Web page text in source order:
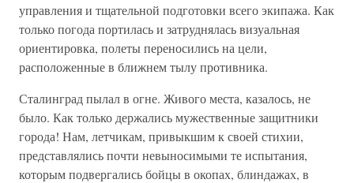
управления и тщательной подготовки всего экипажа. Как
только погода портилась и затруднялась визуальная
ориентировка, полеты переносились на цели,
расположенные в ближнем тылу противника.
Сталинград пылал в огне. Живого места, казалось, не
было. Как только держались мужественные защитники
города! Нам, летчикам, привыкшим к своей стихии,
представлялись почти невыносимыми те испытания,
которым подвергались бойцы в окопах, блиндажах, в